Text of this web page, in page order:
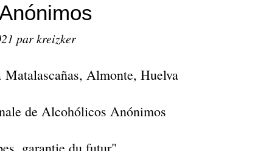
par kreizker
Almonte, Huelva
de Alcohólicos Anónimos